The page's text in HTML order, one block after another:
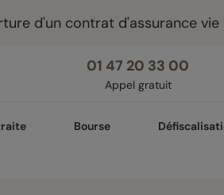
d'un contrat d'assurance vie
01 47 20 33 00
Appel gratuit
Bourse